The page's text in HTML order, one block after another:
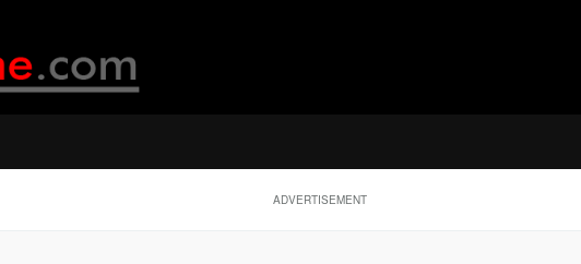
ADVERTISEMENT